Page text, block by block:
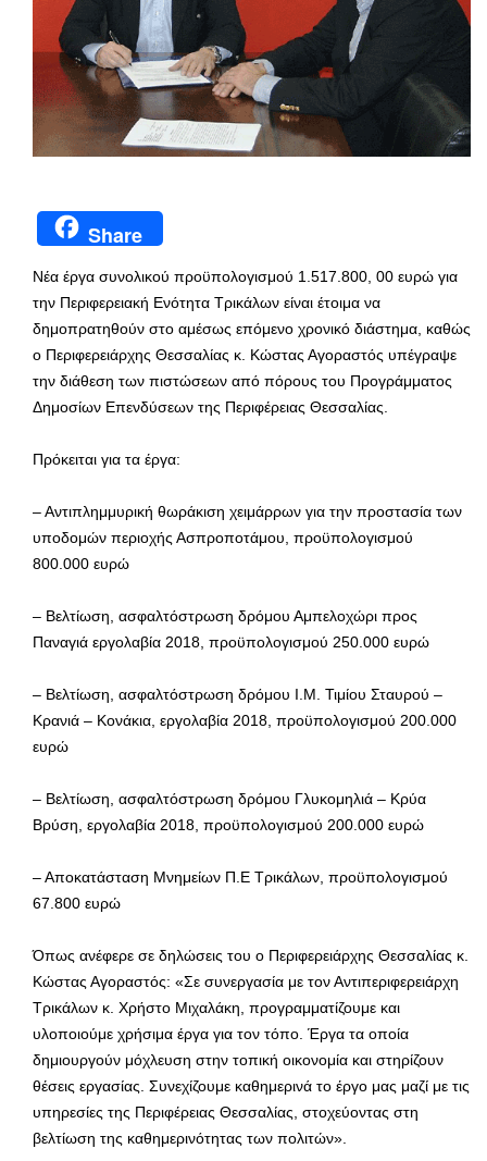
Share
Νέα έργα συνολικού προϋπολογισμού 1.517.800, 00 ευρώ για
την Περιφερειακή Ενότητα Τρικάλων είναι έτοιμα να
δημοπρατηθούν στο αμέσως επόμενο χρονικό διάστημα, καθώς
ο Περιφερειάρχης Θεσσαλίας κ. Κώστας Αγοραστός υπέγραψε
την διάθεση των πιστώσεων από πόρους του Προγράμματος
Δημοσίων Επενδύσεων της Περιφέρειας Θεσσαλίας.
Πρόκειται για τα έργα:
– Αντιπλημμυρική θωράκιση χειμάρρων για την προστασία των
υποδομών περιοχής Ασπροποτάμου, προϋπολογισμού
800.000 ευρώ
– Βελτίωση, ασφαλτόστρωση δρόμου Αμπελοχώρι προς
Παναγιά εργολαβία 2018, προϋπολογισμού 250.000 ευρώ
– Βελτίωση, ασφαλτόστρωση δρόμου Ι.Μ. Τιμίου Σταυρού –
Κρανιά – Κονάκια, εργολαβία 2018, προϋπολογισμού 200.000
ευρώ
– Βελτίωση, ασφαλτόστρωση δρόμου Γλυκομηλιά – Κρύα
Βρύση, εργολαβία 2018, προϋπολογισμού 200.000 ευρώ
– Αποκατάσταση Μνημείων Π.Ε Τρικάλων, προϋπολογισμού
67.800 ευρώ
Όπως ανέφερε σε δηλώσεις του ο Περιφερειάρχης Θεσσαλίας κ.
Κώστας Αγοραστός: «Σε συνεργασία με τον Αντιπεριφερειάρχη
Τρικάλων κ. Χρήστο Μιχαλάκη, προγραμματίζουμε και
υλοποιούμε χρήσιμα έργα για τον τόπο. Έργα τα οποία
δημιουργούν μόχλευση στην τοπική οικονομία και στηρίζουν
θέσεις εργασίας. Συνεχίζουμε καθημερινά το έργο μας μαζί με τις
υπηρεσίες της Περιφέρειας Θεσσαλίας, στοχεύοντας στη
βελτίωση της καθημερινότητας των πολιτών».